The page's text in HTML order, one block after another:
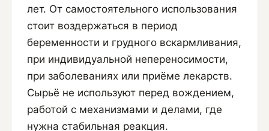
лет. От самостоятельного использования
стоит воздержаться в период
беременности и грудного вскармливания,
при индивидуальной непереносимости,
при заболеваниях или приёме лекарств.
Сырьё не используют перед вождением,
работой с механизмами и делами, где
нужна стабильная реакция.